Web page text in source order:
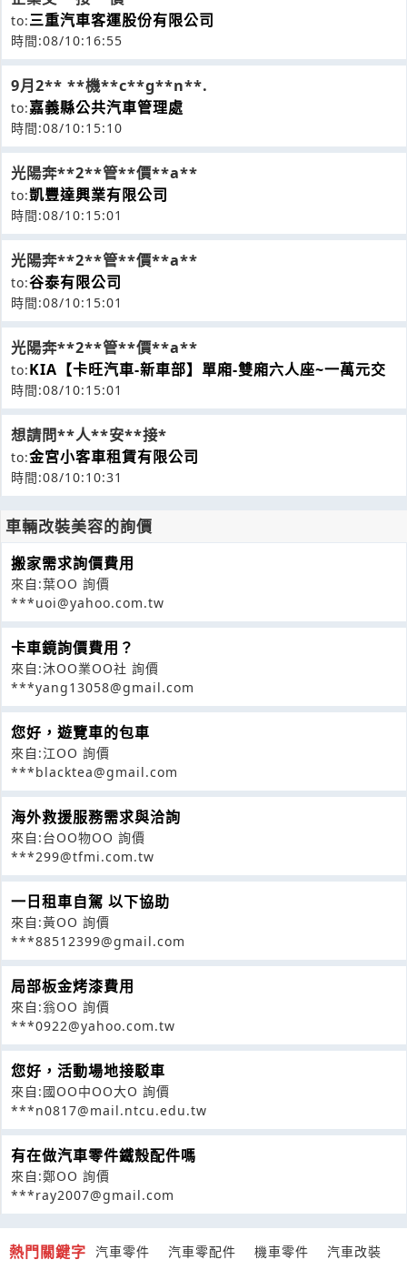
to:三重汽車客運股份有限公司
時間:08/10:16:55
9月2** **機**c**g**n**.
to:嘉義縣公共汽車管理處
時間:08/10:15:10
光陽奔**2**管**價**a**
to:凱豐達興業有限公司
時間:08/10:15:01
光陽奔**2**管**價**a**
to:谷泰有限公司
時間:08/10:15:01
光陽奔**2**管**價**a**
to:KIA【卡旺汽車-新車部】單廂-雙廂六人座~一萬元交
時間:08/10:15:01
想請問**人**安**接*
to:金宮小客車租賃有限公司
時間:08/10:10:31
車輛改裝美容的詢價
搬家需求詢價費用
來自:葉OO 詢價
***uoi@yahoo.com.tw
卡車鏡詢價費用？
來自:沐OO業OO社 詢價
***yang13058@gmail.com
您好，遊覽車的包車
來自:江OO 詢價
***blacktea@gmail.com
海外救援服務需求與洽詢
來自:台OO物OO 詢價
***299@tfmi.com.tw
一日租車自駕 以下協助
來自:黃OO 詢價
***88512399@gmail.com
局部板金烤漆費用
來自:翁OO 詢價
***0922@yahoo.com.tw
您好，活動場地接駁車
來自:國OO中OO大O 詢價
***n0817@mail.ntcu.edu.tw
有在做汽車零件鐵殼配件嗎
來自:鄭OO 詢價
***ray2007@gmail.com
熱門關鍵字 汽車零件 汽車零配件 機車零件
汽車改裝